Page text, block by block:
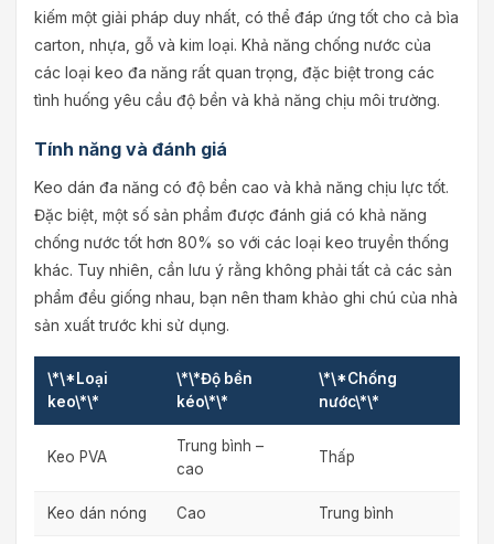
kiếm một giải pháp duy nhất, có thể đáp ứng tốt cho cả bìa
carton, nhựa, gỗ và kim loại. Khả năng chống nước của
các loại keo đa năng rất quan trọng, đặc biệt trong các
tình huống yêu cầu độ bền và khả năng chịu môi trường.
Tính năng và đánh giá
Keo dán đa năng có độ bền cao và khả năng chịu lực tốt.
Đặc biệt, một số sản phẩm được đánh giá có khả năng
chống nước tốt hơn 80% so với các loại keo truyền thống
khác. Tuy nhiên, cần lưu ý rằng không phải tất cả các sản
phẩm đều giống nhau, bạn nên tham khảo ghi chú của nhà
sản xuất trước khi sử dụng.
\*\*Loại
keo\*\*
\*\*Độ bền
kéo\*\*
\*\*Chống
nước\*\*
Keo PVA
Trung bình –
cao
Thấp
Keo dán nóng Cao Trung bình